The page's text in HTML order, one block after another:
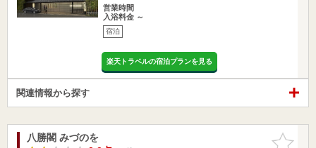
営業時間
入浴料金 ～
宿泊
楽天トラベルの宿泊プランを見る
関連情報から探す
お気に入
八勝閣 みづのを